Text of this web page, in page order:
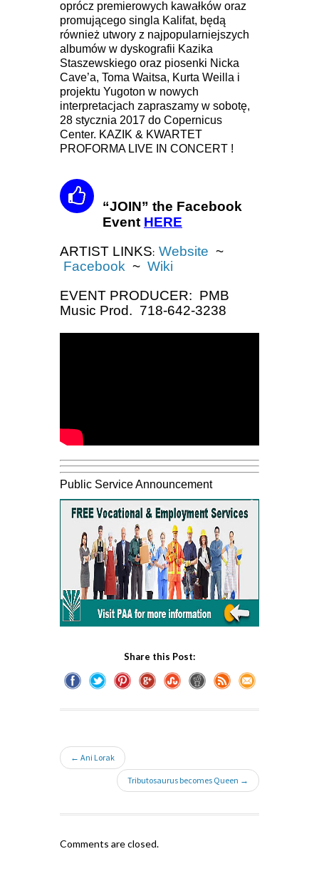
oprócz premierowych kawałków oraz
promującego singla Kalifat, będą
również utwory z najpopularniejszych
albumów w dyskografii Kazika
Staszewskiego oraz piosenki Nicka
Cave’a, Toma Waitsa, Kurta Weilla i
projektu Yugoton w nowych
interpretacjach zapraszamy w sobotę,
28 stycznia 2017 do Copernicus
Center. KAZIK & KWARTET
PROFORMA LIVE IN CONCERT !
“JOIN” the Facebook
Event HERE
ARTIST LINKS: Website ~
Facebook ~ Wiki
EVENT PRODUCER: PMB
Music Prod. 718-642-3238
Public Service Announcement
Share this Post:
← Ani Lorak
Tributosaurus becomes Queen →
Comments are closed.